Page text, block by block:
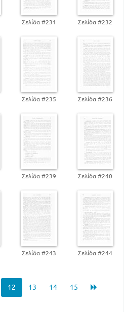
292
Σελίδα #231 Σελίδα #232
Σελίδα #235 Σελίδα #236
Σελίδα #239 Σελίδα #240
Σελίδα #243 Σελίδα #244
12 13 14 15